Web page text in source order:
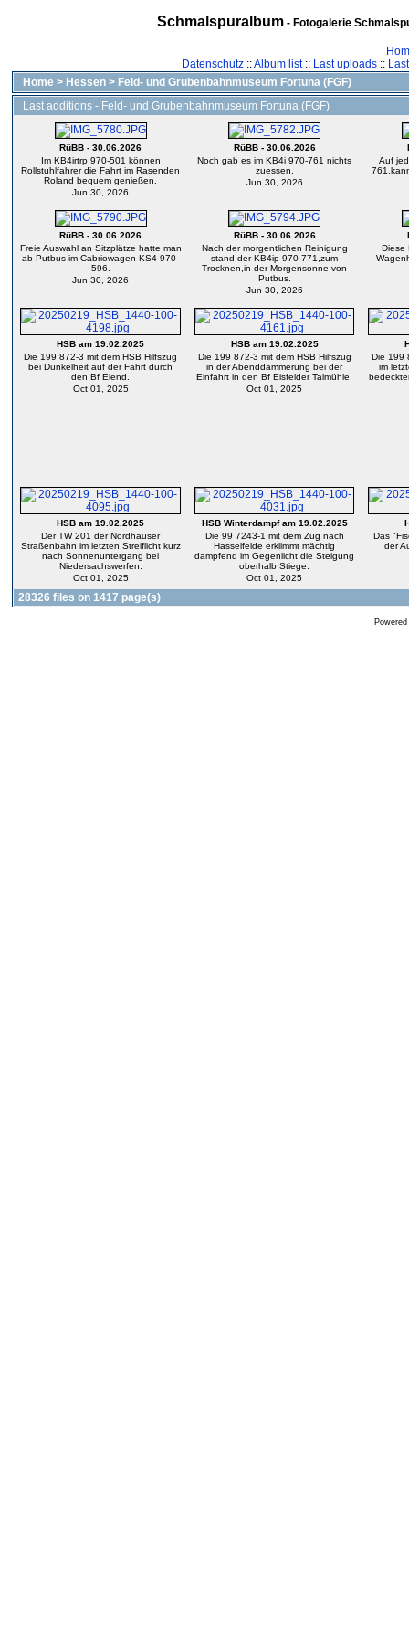
Schmalspuralbum- Fotogalerie
Datenschutz::Album list:: Last uploads::
Home > Hessen > Feld- und Grubenbahnmuseum Fortuna (FGF)
Last additions - Feld- und Grubenbahnmuseum Fortuna (FGF)
RüBB - 30.06.2026
Im KB4irtrp 970-501 können
Rollstuhlfahrer die Fahrt im Rasenden
Roland bequem genießen.
Jun 30, 2026
RüBB - 30.06.2026
Noch gab es im KB4i 970-761 nichts
zuessen.
Jun 30, 2026
Auf
RüBB - 30.06.2026
Freie Auswahl an Sitzplätze hatte man
ab Putbus im Cabriowagen KS4 970-
596.
Jun 30, 2026
RüBB - 30.06.2026
Nach der morgentlichen Reinigung
stand der KB4ip 970-771,zum
Trocknen,in der Morgensonne von
Putbus.
Jun 30, 2026
Diese
HSB am 19.02.2025
Die 199 872-3 mit dem HSB Hilfszug
bei Dunkelheit auf der Fahrt durch
den Bf Elend.
Oct 01, 2025
HSB am 19.02.2025
Die 199 872-3 mit dem HSB Hilfszug
in der Abenddämmerung bei der
Einfahrt in den Bf Eisfelder Talmühle.
Oct 01, 2025
Die 199
im
HSB am 19.02.2025
Der TW 201 der Nordhäuser
Straßenbahn im letzten Streiflicht kurz
nach Sonnenuntergang bei
Niedersachswerfen.
Oct 01, 2025
HSB Winterdampf am 19.02.2025
Die 99 7243-1 mit dem Zug nach
Hasselfelde erklimmt mächtig
dampfend im Gegenlicht die Steigung
oberhalb Stiege.
Oct 01, 2025
Das
der
28326 files on 1417 page(s)